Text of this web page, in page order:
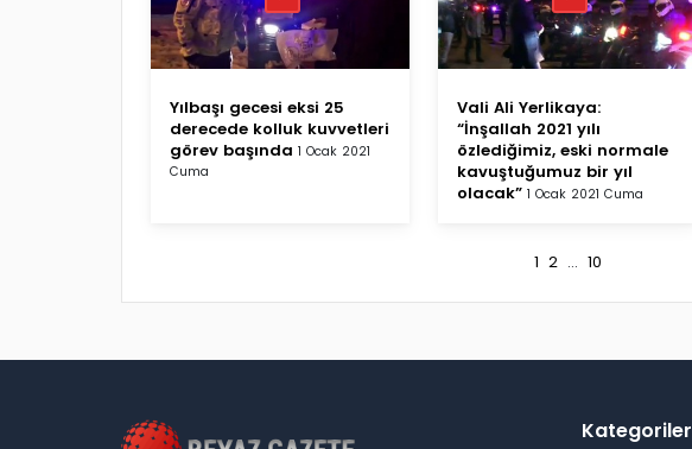
Yılbaşı gecesi eksi 25
derecede kolluk kuvvetleri
görev başında 1 Ocak 2021
Cuma
Vali Ali Yerlikaya:
“İnşallah 2021 yılı
özlediğimiz, eski normale
kavuştuğumuz bir yıl
olacak” 1 Ocak 2021 Cuma
1 2... 10
Kategoriler